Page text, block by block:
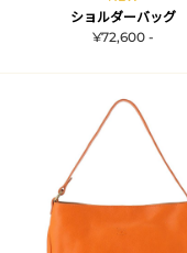
ショルダーバッグ
¥72,600 -